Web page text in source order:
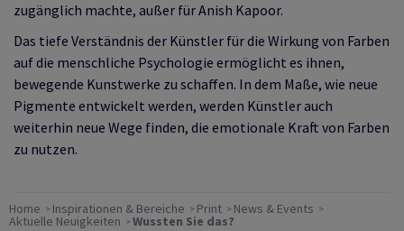
zugänglich machte, außer für Anish Kapoor.
Das tiefe Verständnis der Künstler für die Wirkung von Farben
auf die menschliche Psychologie ermöglicht es ihnen,
bewegende Kunstwerke zu schaffen. In dem Maße, wie neue
Pigmente entwickelt werden, werden Künstler auch
weiterhin neue Wege finden, die emotionale Kraft von Farben
zu nutzen.
Home Inspirationen & Bereiche Print News & Events
Aktuelle Neuigkeiten Wussten Sie das?